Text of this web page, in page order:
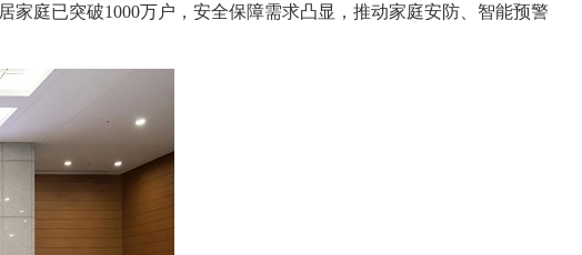
庭已突破1000万户，安全保障需求凸显，推动家庭安防、智能预警